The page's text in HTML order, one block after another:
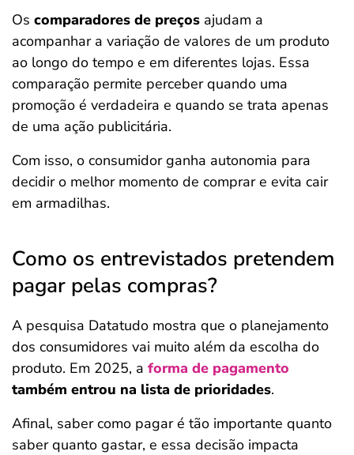
Os comparadores de preços ajudam a
acompanhar a variação de valores de um produto
ao longo do tempo e em diferentes lojas. Essa
comparação permite perceber quando uma
promoção é verdadeira e quando se trata apenas
de uma ação publicitária.
Com isso, o consumidor ganha autonomia para
decidir o melhor momento de comprar e evita cair
em armadilhas.
Como os entrevistados pretendem
pagar pelas compras?
A pesquisa Datatudo mostra que o planejamento
dos consumidores vai muito além da escolha do
produto. Em 2025, a forma de pagamento
também entrou na lista de prioridades.
Afinal, saber como pagar é tão importante quanto
saber quanto gastar, e essa decisão impacta